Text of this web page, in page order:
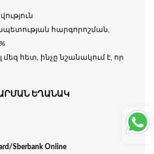
հարգորոշման,
հետ, ինչը նշանակում է, որ
ԵՂԱՆԱԿ
Sberbank Online